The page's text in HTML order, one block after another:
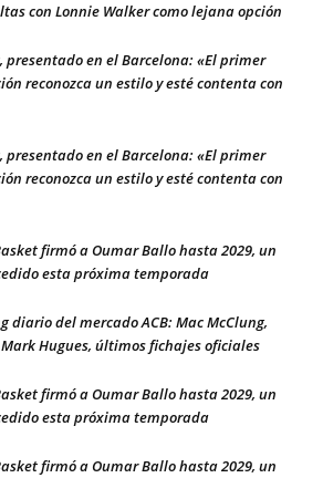
con Lonnie Walker como lejana opción
presentado en el Barcelona: «El primer
reconozca un estilo y esté contenta con
presentado en el Barcelona: «El primer
reconozca un estilo y esté contenta con
firmó a Oumar Ballo hasta 2029, un
esta próxima temporada
diario del mercado ACB: Mac McClung,
Hugues, últimos fichajes oficiales
firmó a Oumar Ballo hasta 2029, un
esta próxima temporada
firmó a Oumar Ballo hasta 2029, un